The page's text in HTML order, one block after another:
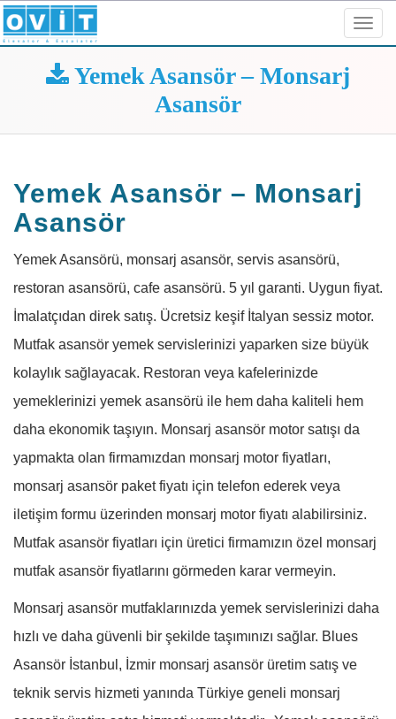
Yemek Asansör – Monsarj
Asansör
Yemek Asansör – Monsarj
Asansör
Yemek Asansörü, monsarj asansör, servis asansörü,
restoran asansörü, cafe asansörü. 5 yıl garanti. Uygun fiyat.
İmalatçıdan direk satış. Ücretsiz keşif İtalyan sessiz motor.
Mutfak asansör yemek servislerinizi yaparken size büyük
kolaylık sağlayacak. Restoran veya kafelerinizde
yemeklerinizi yemek asansörü ile hem daha kaliteli hem
daha ekonomik taşıyın. Monsarj asansör motor satışı da
yapmakta olan firmamızdan monsarj motor fiyatları,
monsarj asansör paket fiyatı için telefon ederek veya
iletişim formu üzerinden monsarj motor fiyatı alabilirsiniz.
Mutfak asansör fiyatları için üretici firmamızın özel monsarj
mutfak asansör fiyatlarını görmeden karar vermeyin.
Monsarj asansör mutfaklarınızda yemek servislerinizi daha
hızlı ve daha güvenli bir şekilde taşımınızı sağlar. Blues
Asansör İstanbul, İzmir monsarj asansör üretim satış ve
teknik servis hizmeti yanında Türkiye geneli monsarj